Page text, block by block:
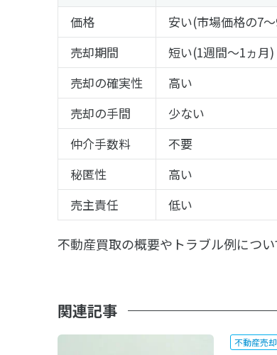
価格
安い(市場価格の7
売却期間
短い(1週間～1ヵ月)
売却の確実性
高い
売却の手間
少ない
仲介手数料
不要
秘匿性
高い
売主責任
低い
不動産買取の概要やトラブル例につ
関連記事
不動産売却